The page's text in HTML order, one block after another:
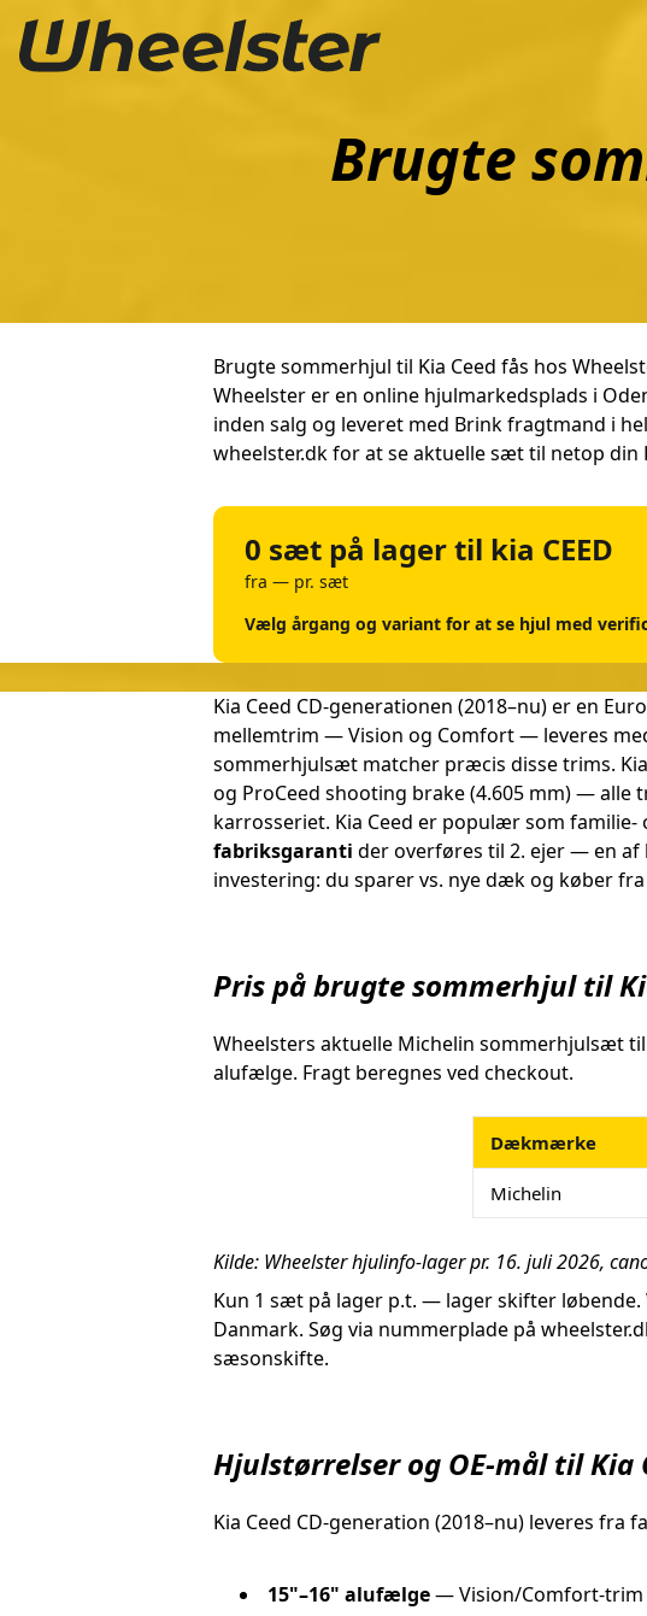
Brugte
Brugte sommerhjul til Kia Ceed fås hos
Wheelster er en online hjulmarkedsplads i
inden salg og leveret med Brink fragtmand i
wheelster.dk for at se aktuelle sæt til netop din
0 sæt på lager til kia CEED
fra — pr. sæt
Vælg årgang og variant for at se hjul med
Kia Ceed CD-generationen (2018–nu) er en
mellemtrim — Vision og Comfort — leveres
sommerhjulsæt matcher præcis disse trims.
og ProCeed shooting brake (4.605 mm) — alle
karrosseriet. Kia Ceed er populær som
fabriksgaranti der overføres til 2. ejer — en
investering: du sparer vs. nye dæk og køber
Pris på brugte sommerhjul til
Wheelsters aktuelle Michelin sommerhjulsæt til
alufælge. Fragt beregnes ved checkout.
Dækmærke
Michelin
Kilde: Wheelster hjulinfo-lager pr. 16. juli 2026,
Kun 1 sæt på lager p.t. — lager skifter
Danmark. Søg via nummerplade på
sæsonskifte.
Hjulstørrelser og OE-mål til Kia
Kia Ceed CD-generation (2018–nu) leveres
15"–16" alufælge— Vision/Comfort-trim